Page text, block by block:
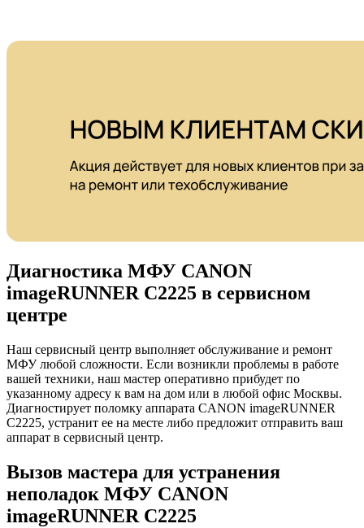
Диагностика МФУ CANON
imageRUNNER C2225 в сервисном
центре
Наш сервисный центр выполняет обслуживание и ремонт
МФУ любой сложности. Если возникли проблемы в работе
вашей техники, наш мастер оперативно прибудет по
указанному адресу к вам на дом или в любой офис Москвы.
Диагностирует поломку аппарата CANON imageRUNNER
C2225, устранит ее на месте либо предложит отправить ваш
аппарат в сервисный центр.
Вызов мастера для устранения
неполадок МФУ CANON
imageRUNNER C2225